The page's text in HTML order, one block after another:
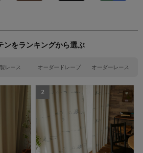
ンをランキングから選ぶ
レース オーダードレープ オーダーレース
2